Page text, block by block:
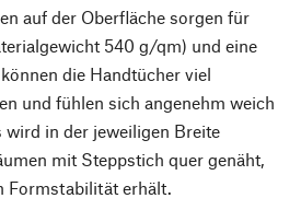
auf der Oberfläche sorgen für
540 g/qm) und eine
die Handtücher viel
und fühlen sich angenehm weich
wird in der jeweiligen Breite
mit Steppstich quer genäht,
Formstabilität erhält.